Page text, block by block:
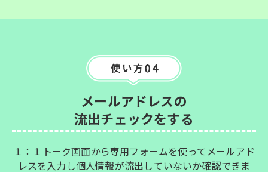
メールアドレスの
流出チェックをする
１：１トーク画面から専用フォームを使ってメールアド
レスを入力し個人情報が流出していないか確認できま